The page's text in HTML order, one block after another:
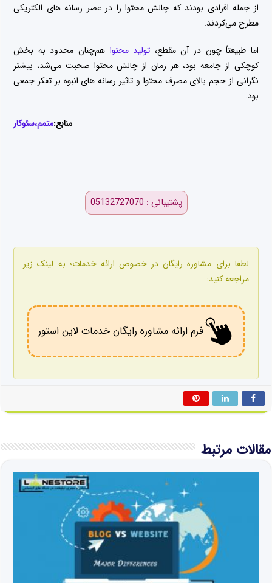
از جمله افرادی بودند که چالش محتوا را در عصر رسانه های الکتریکی
مطرح می‌کردند.
اما طبیعتاً چون در آن مقطع، تولید محتوا هم‌چنان محدود به بخش
کوچکی از جامعه بود، هر زمان از چالش محتوا صحبت می‌شد، بیشتر
نگرانی از حجم بالای مصرف محتوا و تاثیر رسانه های انبوه بر تفکر جمعی
بود.
منابع:متمم،سئوکار
پشتیبانی : 05132727070
لطفا برای مشاوره رایگان در خصوص ارائه خدمات؛ به لینک زیر
مراجعه کنید:
فرم ارائه مشاوره رایگان خدمات لاین استور
مقالات مرتبط